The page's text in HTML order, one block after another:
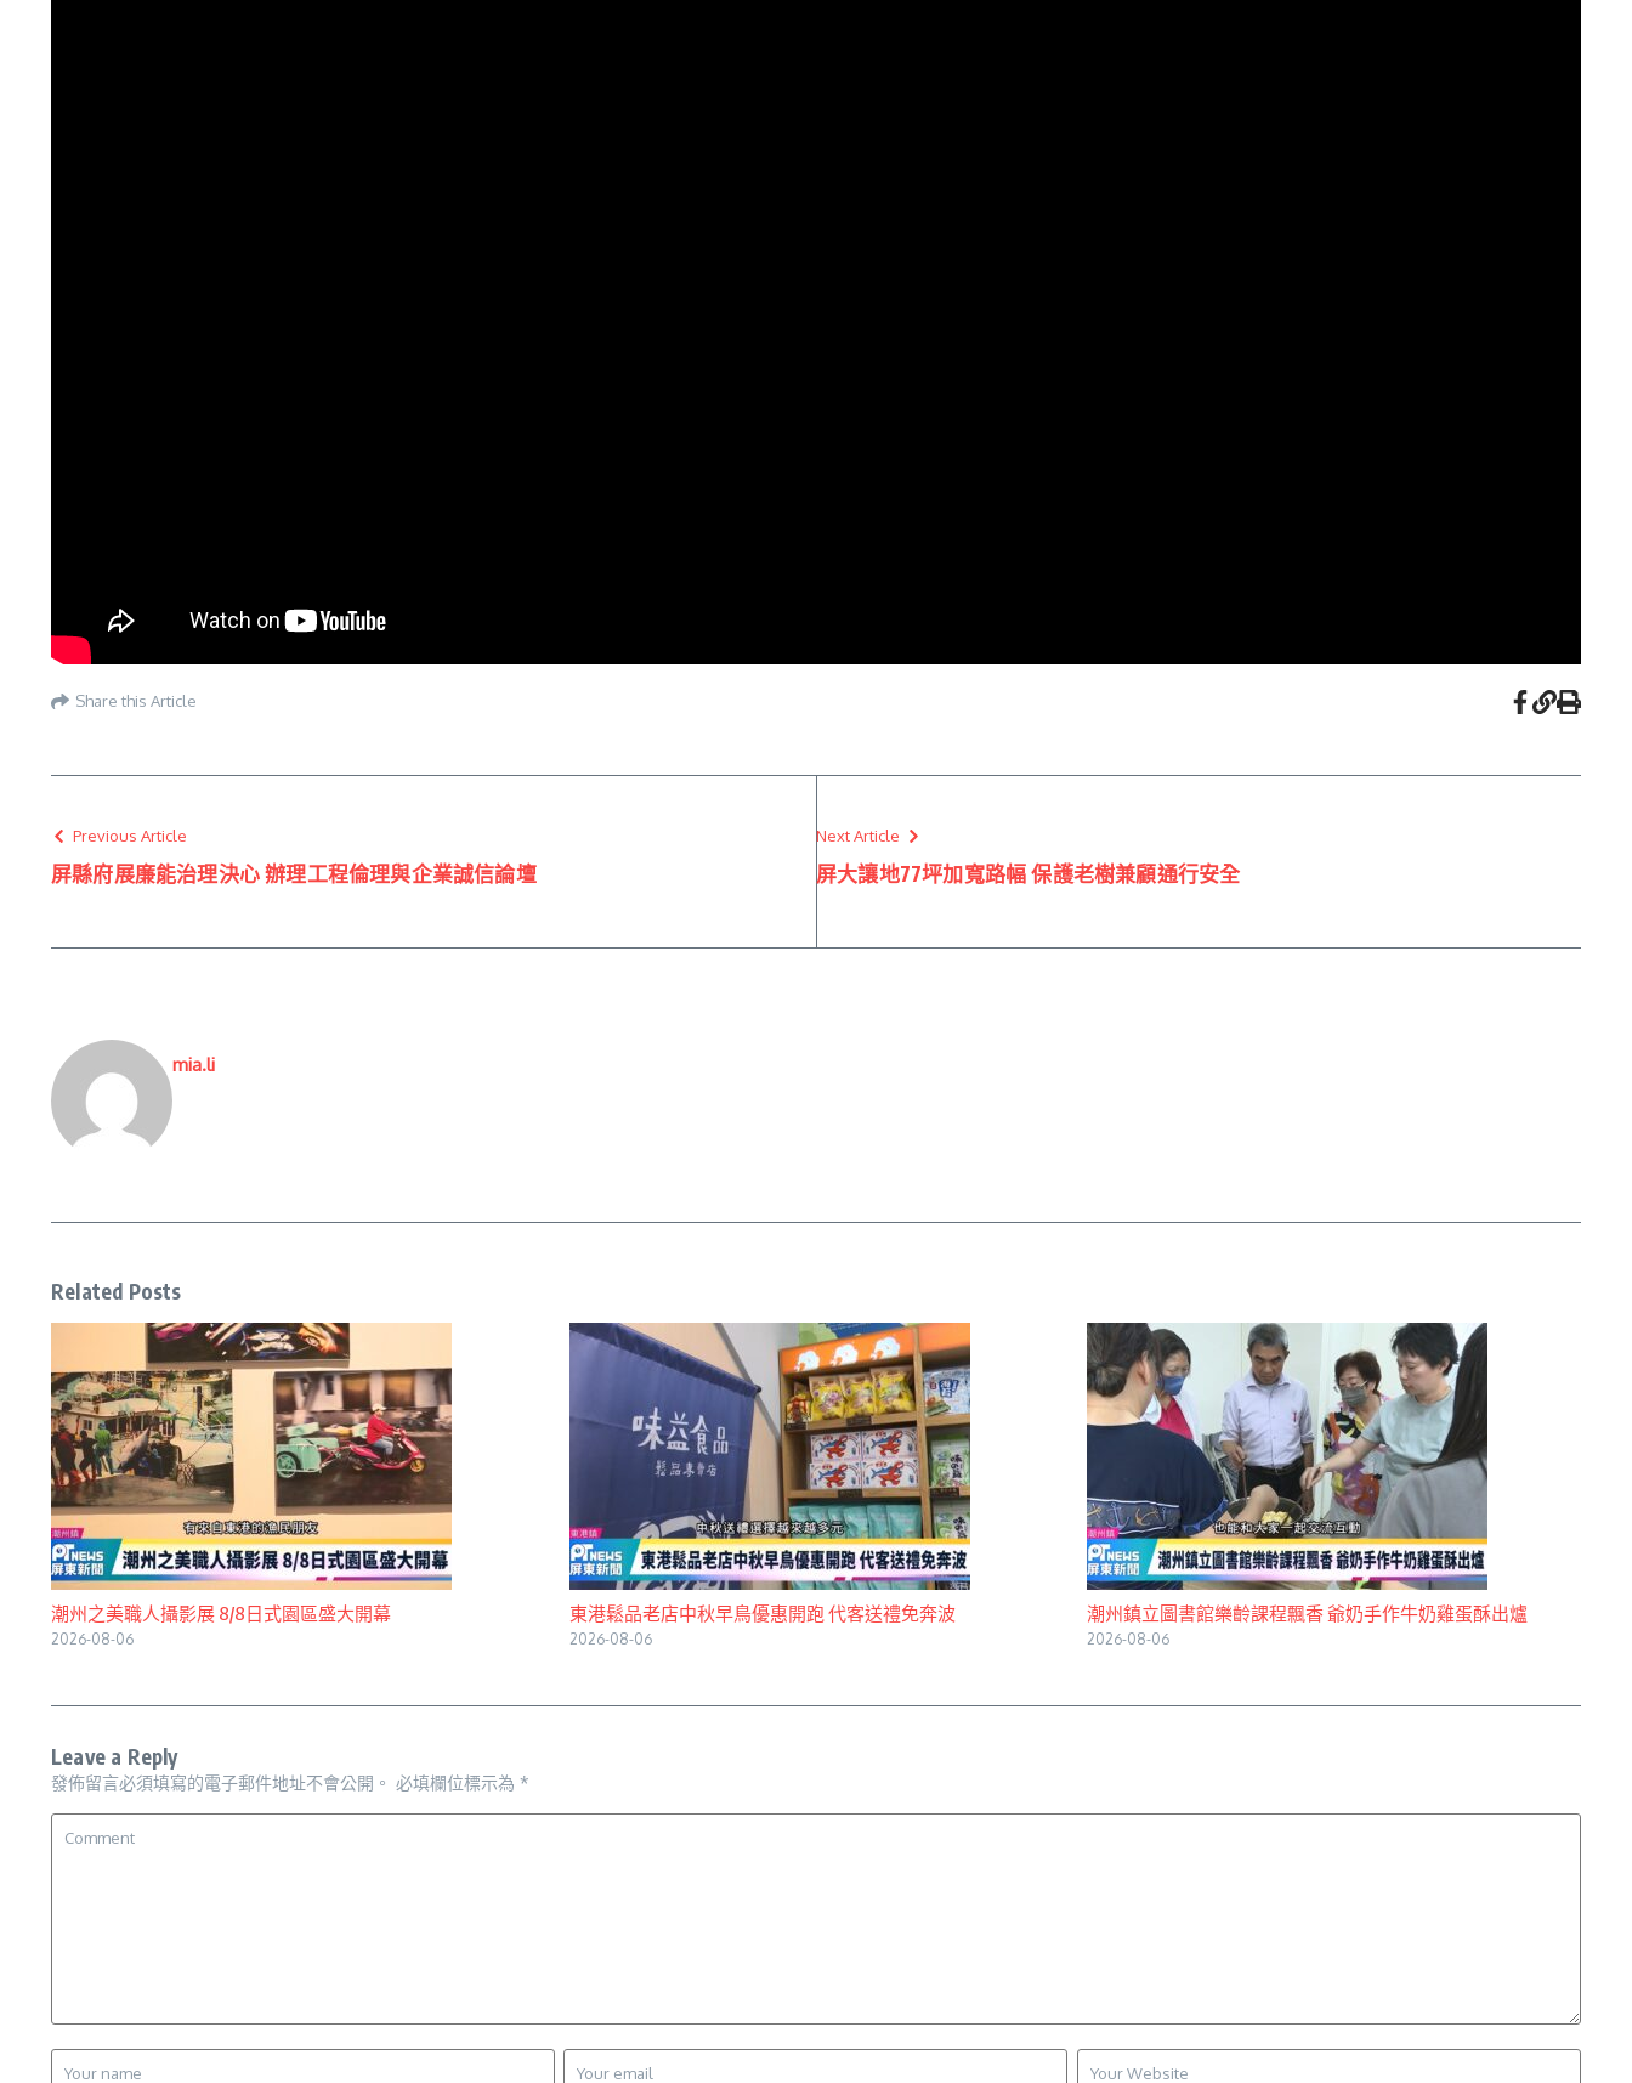
Share this Article
Previous Article
屏縣府展廉能治理決心 辦理工程倫理與企業誠信論壇
Next Article
屏大讓地77坪加寬路幅 保護老樹兼顧通行安全
mia.li
Related Posts
潮州之美職人攝影展 8/8日式園區盛大開幕
2026-08-06
東港鬆品老店中秋早鳥優惠開跑 代客送禮免奔波
2026-08-06
潮州鎮立圖書館樂齡課程飄香 爺奶手作牛奶雞蛋酥出爐
2026-08-06
Leave a Reply
發佈留言必須填寫的電子郵件地址不會公開。 必填欄位標示為 *